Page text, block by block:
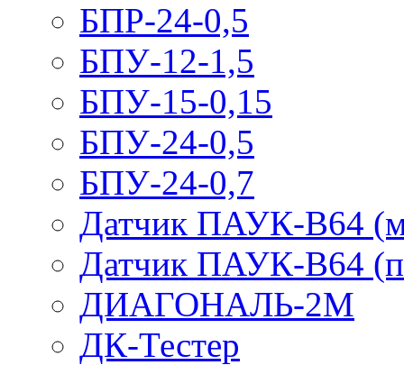
БПР-24-0,5
БПУ-12-1,5
БПУ-15-0,15
БПУ-24-0,5
БПУ-24-0,7
Датчик ПАУК-В64
Датчик ПАУК-В64
ДИАГОНАЛЬ-2М
ДК-Тестер